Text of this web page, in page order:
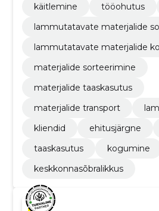
käitlemine
tööohutus
lammutatavate materjalide
lammutatavate materjalide
materjalide sorteerimine
materjalide taaskasutus
materjalide transport
kliendid
ehitusjärgne
taaskasutus
kogumine
keskkonnasõbralikkus